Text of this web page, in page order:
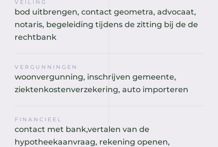
VEILING
bod uitbrengen, contact geometra, advocaat,
notaris, begeleiding tijdens de zitting bij de de
rechtbank
VERGUNNINGEN
woonvergunning, inschrijven gemeente,
ziektenkostenverzekering, auto importeren
FINANCIEEL
contact met bank,vertalen van de
hypotheekaanvraag, rekening openen,